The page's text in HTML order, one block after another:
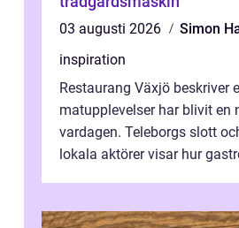
03 augusti 2026
Simon
inspiration
Restaurang Växjö beskriver
matupplevelser har blivit en
vardagen. Teleborgs slott
lokala aktörer visar hur